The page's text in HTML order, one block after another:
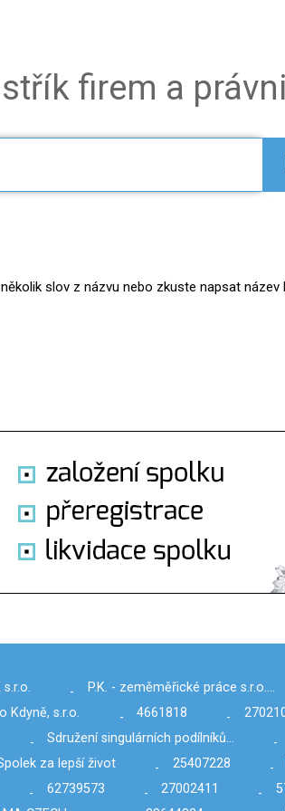
firem a
slov z názvu nebo zkuste napsat název
s.r.o. - P.K. - zeměměřické práce s.r.o.…
Kdyně, s.r.o. - 4661818 -
- Sdružení singulárních podílníků… -
za lepší život - 25407228 -
- 62739573 - 27002411 -